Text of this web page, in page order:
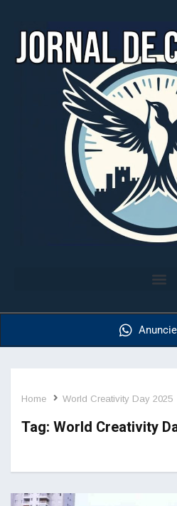
Home World Creativity Day 2025
Tag: World Creativity